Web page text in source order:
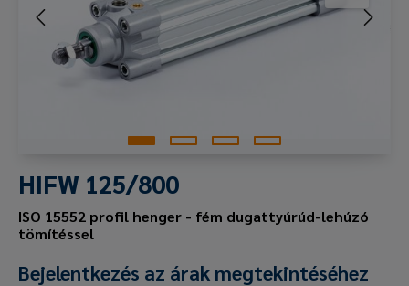
HIFW 125/800
ISO 15552 profil henger - fém dugattyúrúd-lehúzó
tömítéssel
Bejelentkezés az árak megtekintéséhez